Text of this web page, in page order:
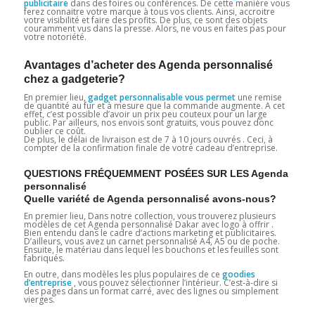
publicitaire dans des foires ou conférences. De cette manière vous
ferez connaitre votre marque à tous vos clients. Ainsi, accroitre
votre visibilité et faire des profits. De plus, ce sont des objets
couramment vus dans la presse. Alors, ne vous en faites pas pour
votre notoriété.
Avantages d’acheter des Agenda personnalisé
chez a gadgeterie?
En premier lieu, gadget personnalisable vous permetune remise
de quantité au fur et à mesure que la commande augmente. A cet
effet, c’est possible d’avoir un prix peu couteux pour un large
public. Par ailleurs, nos envois sont gratuits, vous pouvez donc
oublier ce coût.
De plus, le délai de livraison est de 7 à 10 jours ouvrés . Ceci, à
compter de la confirmation finale de votre cadeau d’entreprise.
QUESTIONS FRÉQUEMMENT POSÉES SUR LES Agenda
personnalisé
Quelle variété de Agenda personnalisé avons-nous?
En premier lieu, Dans notre collection, vous trouverez plusieurs
modèles de cet Agenda personnalisé Dakar avec logo à offrir .
Bien entendu dans le cadre d’actions marketing et publicitaires.
D’ailleurs, vous avez un carnet personnalisé A4, A5 ou de poche.
Ensuite, le matériau dans lequel les bouchons et les feuilles sont
fabriqués.
En outre, dans modèles les plus populaires de ce goodies
d’entreprise, vous pouvez sélectionner l’intérieur. C’est-à-dire si
des pages dans un format carré, avec des lignes ou simplement
vierges.